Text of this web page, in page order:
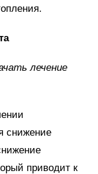
лечение
снижение
приводит к